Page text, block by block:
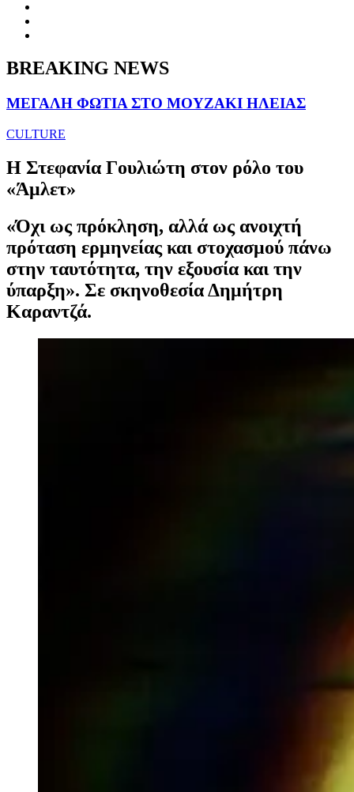
BREAKING NEWS
ΜΕΓΑΛΗ ΦΩΤΙΑ ΣΤΟ ΜΟΥΖΑΚΙ ΗΛΕΙΑΣ
CULTURE
Η Στεφανία Γουλιώτη στον ρόλο του
«Άμλετ»
«Όχι ως πρόκληση, αλλά ως ανοιχτή
πρόταση ερμηνείας και στοχασμού πάνω
στην ταυτότητα, την εξουσία και την
ύπαρξη». Σε σκηνοθεσία Δημήτρη
Καραντζά.